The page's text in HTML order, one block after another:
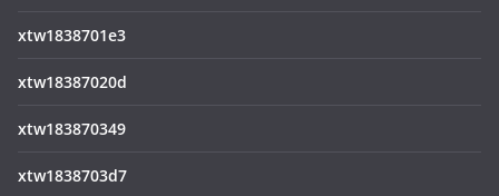
xtw1838701e3
xtw18387020d
xtw183870349
xtw1838703d7